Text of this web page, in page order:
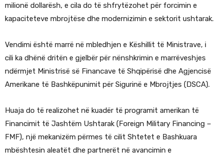
milionë dollarësh, e cila do të shfrytëzohet për forcimin e
kapaciteteve mbrojtëse dhe modernizimin e sektorit ushtarak.
Vendimi është marrë në mbledhjen e Këshillit të Ministrave, i
cili ka dhënë dritën e gjelbër për nënshkrimin e marrëveshjes
ndërmjet Ministrisë së Financave të Shqipërisë dhe Agjencisë
Amerikane të Bashkëpunimit për Sigurinë e Mbrojtjes (DSCA).
Huaja do të realizohet në kuadër të programit amerikan të
Financimit të Jashtëm Ushtarak (Foreign Military Financing –
FMF), një mekanizëm përmes të cilit Shtetet e Bashkuara
mbështesin aleatët dhe partnerët në avancimin e